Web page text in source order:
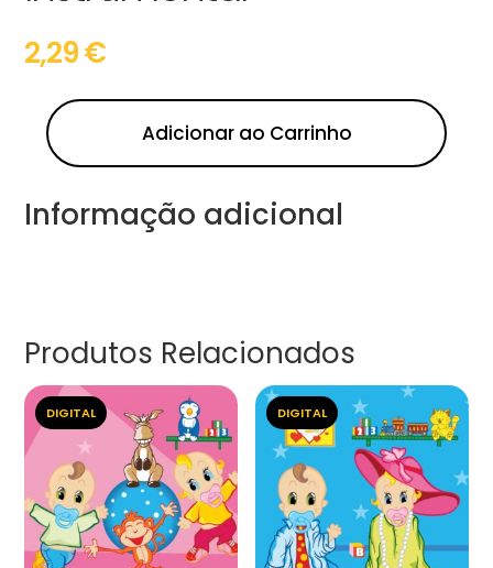
2,29€
Adicionar ao Carrinho
Informação adicional
Produtos Relacionados
DIGITAL DIGITAL